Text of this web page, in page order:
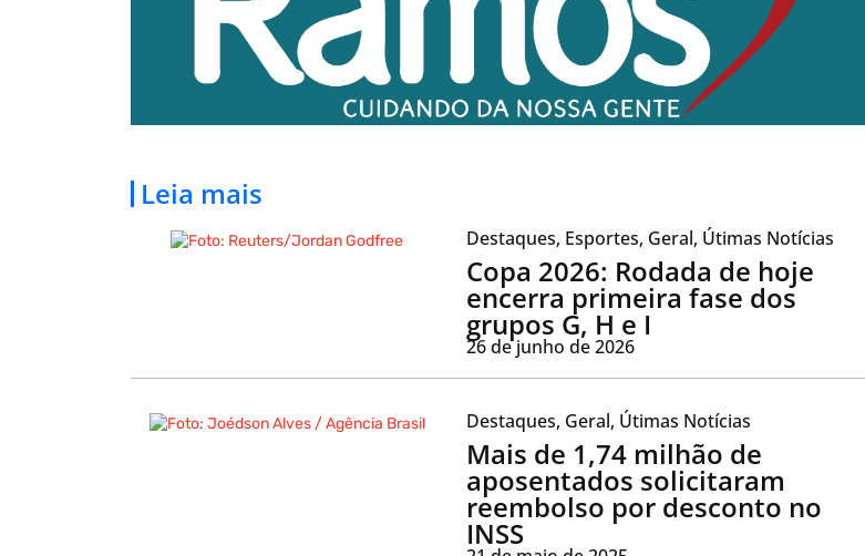
Leia mais
Destaques, Esportes, Geral, Útimas Notícias
Copa 2026: Rodada de hoje
encerra primeira fase dos
grupos G, H e I
26 de junho de 2026
Destaques, Geral, Útimas Notícias
Mais de 1,74 milhão de
aposentados solicitaram
reembolso por desconto no
INSS